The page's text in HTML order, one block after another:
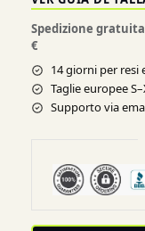
Spedizione
€
14 giorni per resi
Taglie europee
Supporto via